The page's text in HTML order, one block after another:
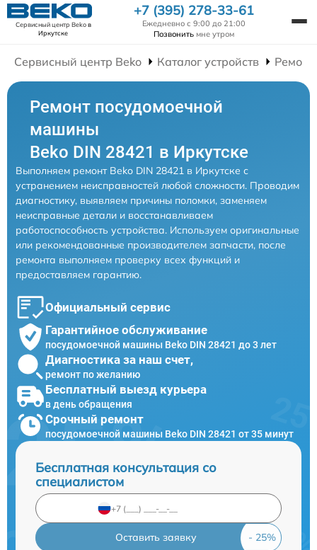
Сервисный центр Bekoв
Иркутске
+7 (395) 278-33-61
Ежедневно с 9:00 до 21:00
Позвонить мне утром
Сервисный центр Beko Каталог устройств
Ремонт посудомоечной
машины
Beko DIN 28421 в Иркутске
Выполняем ремонт Beko DIN 28421 в Иркутске с
устранением неисправностей любой сложности. Проводим
диагностику, выявляем причины поломки, заменяем
неисправные детали и восстанавливаем
работоспособность устройства. Используем оригинальные
или рекомендованные производителем запчасти, после
ремонта выполняем проверку всех функций и
предоставляем гарантию.
Официальный сервис
Гарантийное обслуживание
посудомоечной машины Beko DIN 28421 до 3 лет
Диагностика за наш счет,
ремонт по желанию
Бесплатный выезд курьера
в день обращения
Срочный ремонт
посудомоечной машины Beko DIN 28421 от 35 минут
Бесплатная консультация со
специалистом
Оставить заявку